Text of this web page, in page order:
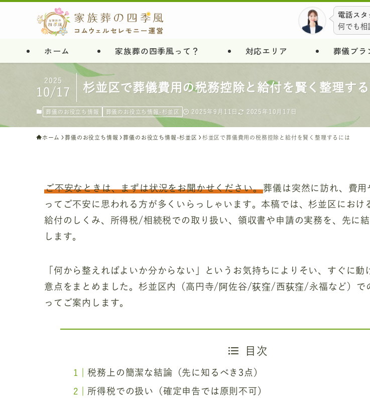
ホーム 家族葬の四季風って？ 対応エリア 葬儀プラ
電話スタ
何でも相
杉並区で葬儀費用の税務控除と給付を賢く整理す
2025
10/17
葬儀のお役立ち情報 葬儀のお役立ち情報-杉並区 2025年9月11日 2025年10月17日
ホーム 葬儀のお役立ち情報 葬儀のお役立ち情報-杉並区 杉並区で葬儀費用の税務控除と給付を賢く整理するには
ご不安なときは、まずは状況をお聞かせください。葬儀は突然に訪れ、費用
ってご不安に思われる方が多くいらっしゃいます。本稿では、杉並区におけ
給付のしくみ、所得税/相続税での取り扱い、領収書や申請の実務を、先に
します。
「何から整えればよいか分からない」というお気持ちによりそい、すぐに動
意点をまとめました。杉並区内（高円寺/阿佐谷/荻窪/西荻窪/永福など）で
ってご案内します。
目次
税務上の簡潔な結論（先に知るべき3点）
所得税での扱い（確定申告では原則不可）